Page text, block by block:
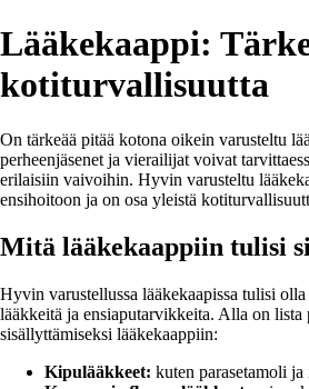
Lääkekaappi:
kotiturvallisuutta
On tärkeää pitää kotona oikein varusteltu
perheenjäsenet ja vierailijat voivat
erilaisiin vaivoihin. Hyvin varusteltu
ensihoitoon ja on osa yleistä
Mitä lääkekaappiin tulisi
Hyvin varustellussa lääkekaapissa tulisi
lääkkeitä ja ensiaputarvikkeita. Alla on lista
sisällyttämiseksi lääkekaappiin:
Kipulääkkeet: kuten parasetamoli